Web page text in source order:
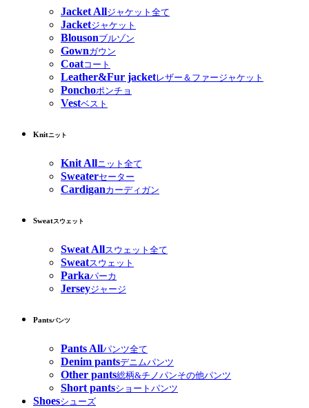
Jacket Allジャケット全て
Jacketジャケット
Blousonブルゾン
Gownガウン
Coatコート
Leather&Fur jacketレザー＆ファージャケット
Ponchoポンチョ
Vestベスト
Knitニット
Knit Allニット全て
Sweaterセーター
Cardiganカーディガン
Sweatスウェット
Sweat Allスウェット全て
Sweatスウェット
Parkaパーカ
Jerseyジャージ
Pantsパンツ
Pants Allパンツ全て
Denim pantsデニムパンツ
Other pants総柄&チノパンその他パンツ
Short pantsショートパンツ
Shoesシューズ